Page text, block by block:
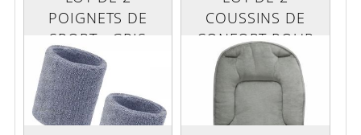
POIGNETS DE
SPORT - GRIS
COUSSINS DE
CONFORT POUR
CHAISE HAUTE
PTIT - GRIS
SOURIS